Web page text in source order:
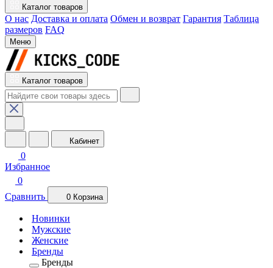
Каталог товаров
О нас Доставка и оплата Обмен и возврат Гарантия Таблица
размеров FAQ
Меню
Каталог товаров
Кабинет
0
Избранное
0
Сравнить
0 Корзина
Новинки
Мужские
Женские
Бренды
Бренды